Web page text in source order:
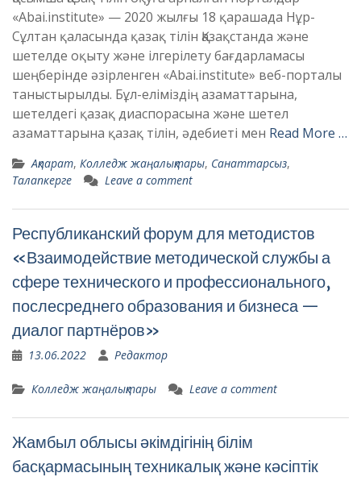
«Аbai.institute» — 2020 жылғы 18 қарашада Нұр-
Сұлтан қаласында қазақ тілін Қазақстанда және
шетелде оқыту және ілгерілету бағдарламасы
шеңберінде әзірленген «Аbai.institute» веб-порталы
таныстырылды. Бұл-еліміздің азаматтарына,
шетелдегі қазақ диаспорасына және шетел
азаматтарына қазақ тілін, әдебиеті мен Read More …
Ақпарат, Колледж жаңалықтары, Санаттарсыз,
Талапкерге
Leave a comment
Республиканский форум для методистов
«Взаимодействие методической службы а
сфере технического и профессионального,
послесреднего образования и бизнеса —
диалог партнёров»
13.06.2022 Редактор
Колледж жаңалықтары Leave a comment
Жамбыл облысы әкімдігінің білім
басқармасының техникалық және кәсіптік